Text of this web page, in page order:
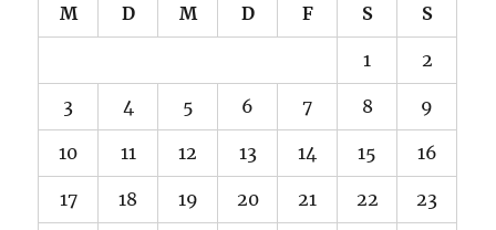
M D M D F S S
1 2
3 4 5 6 7 8 9
10 11 12 13 14 15 16
17 18 19 20 21 22 23